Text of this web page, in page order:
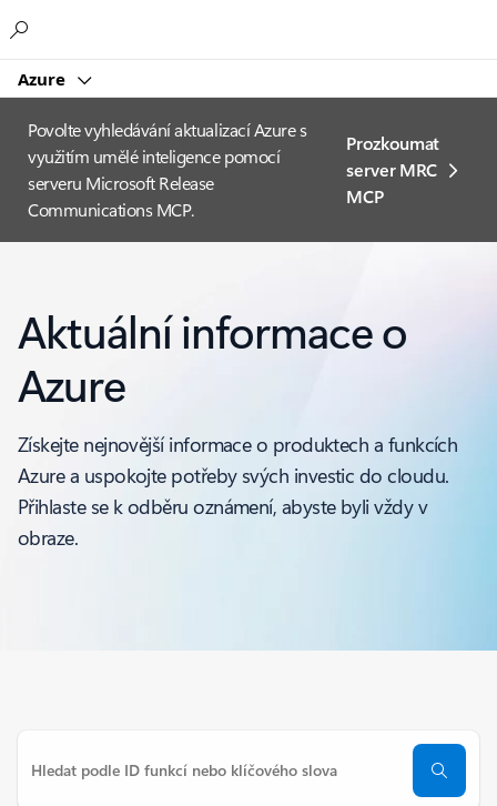
Azure
Povolte vyhledávání aktualizací Azure s
využitím umělé inteligence pomocí
serveru Microsoft Release
Communications MCP.
Prozkoumat
server MRC
MCP
Aktuální informace o
Azure
Získejte nejnovější informace o produktech a funkcích
Azure a uspokojte potřeby svých investic do cloudu.
Přihlaste se k odběru oznámení, abyste byli vždy v
obraze.